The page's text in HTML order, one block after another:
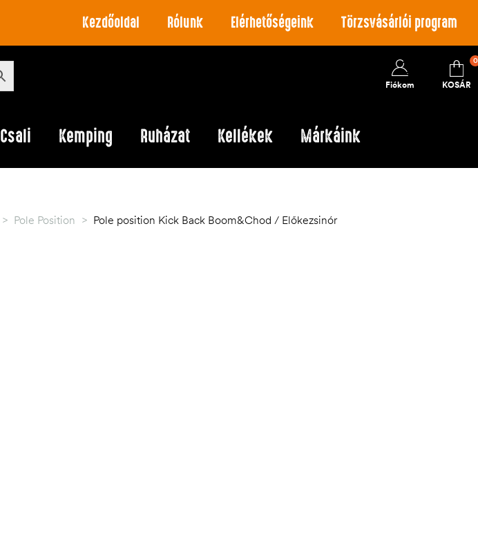
Kezdőoldal Rólunk Elérhetőségeink Törzsvásárlói program
Fiókom KOSÁR
0
Csali Kemping Ruházat Kellékek Márkáink
> Pole Position > Pole position Kick Back Boom&Chod / Előkezsinór